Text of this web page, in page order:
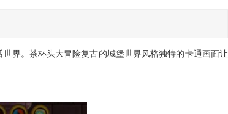
界。茶杯头大冒险复古的城堡世界风格独特的卡通画面让